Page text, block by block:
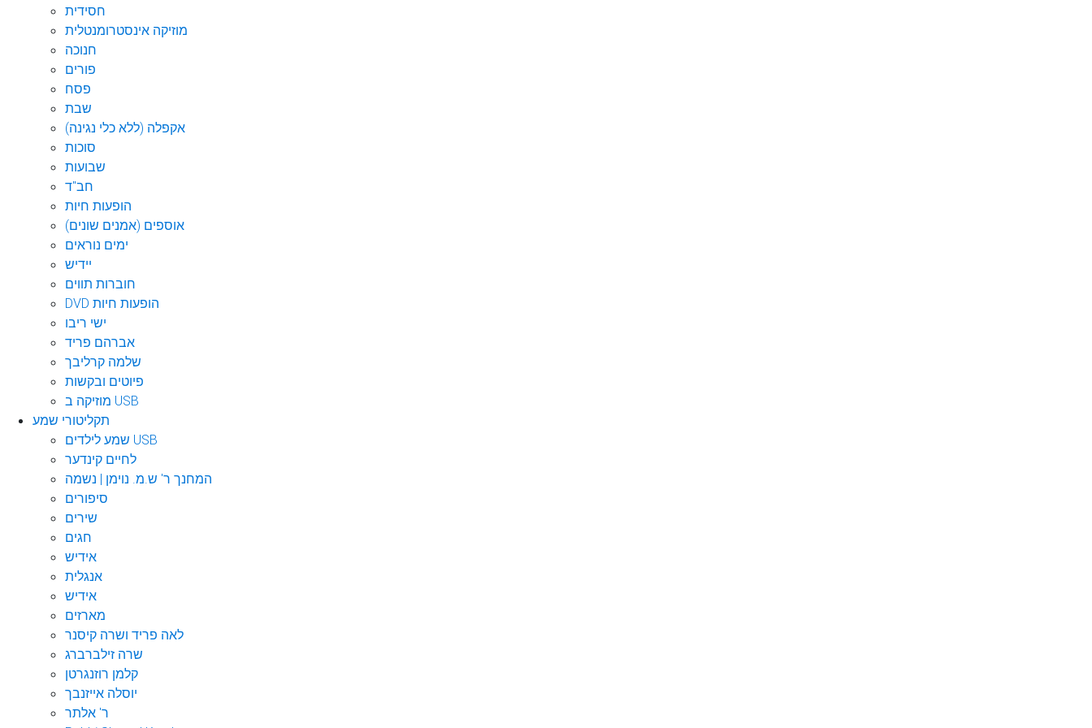
חסידית
מוזיקה אינסטרומנטלית
חנוכה
פורים
פסח
שבת
אקפלה (ללא כלי נגינה)
סוכות
שבועות
חב"ד
הופעות חיות
אוספים (אמנים שונים)
ימים נוראים
יידיש
חוברות תווים
DVD הופעות חיות
ישי ריבו
אברהם פריד
שלמה קרליבך
פיוטים ובקשות
מוזיקה ב USB
תקליטורי שמע
שמע לילדים USB
לחיים קינדער
המחנך ר' ש.מ. נוימן | נשמה
סיפורים
שירים
חגים
אידיש
אנגלית
אידיש
מארזים
לאה פריד ושרה קיסנר
שרה זילברברג
קלמן רוזנגרטן
יוסלה אייזנבך
ר' אלתר